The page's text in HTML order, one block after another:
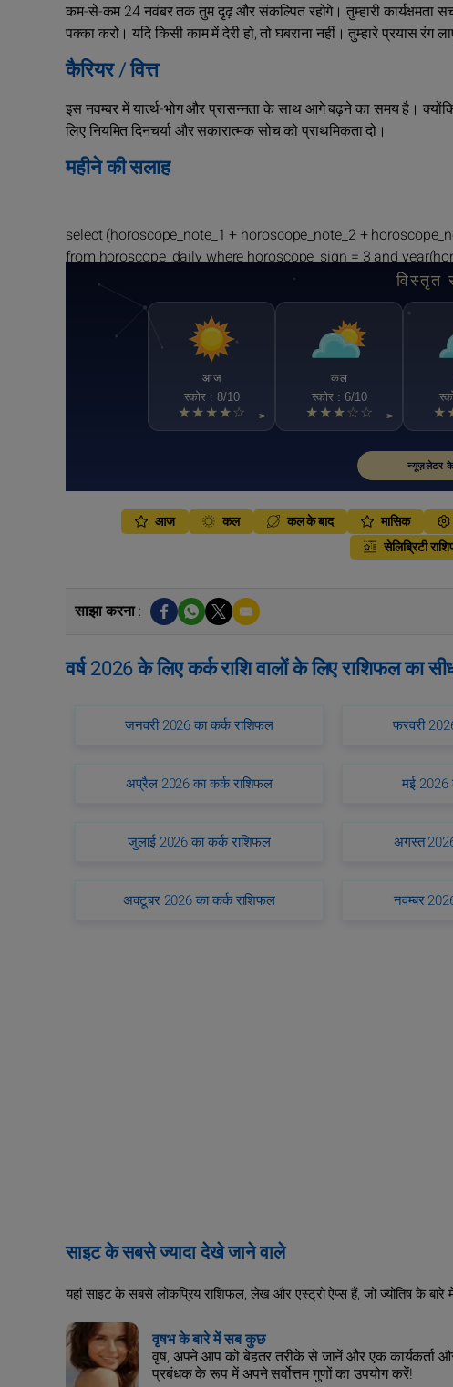
कम-से-कम 24 नवंबर तक तुम दृढ़ और संकल्पित रहोगे। तुम्हारी
पक्का करो। यदि किसी काम में देरी हो, तो घबराना नहीं। तुम्‍हारे प्रयास रंग
कैरियर / वित्त
इस नवम्बर में यार्त्थ-भोग और प्रासन्नता के साथ आगे बढ़ने का समय है।
लिए नियमित दिनचर्या और सकारात्मक सोच को प्राथमिकता दो।
महीने की सलाह
select (horoscope_note_1 + horoscope_note_2 +
from horoscope_daily where horoscope_sign = 3 and
विस्तृत
आज
स्कोर : 8/10
★★★★☆ >
कल
स्कोर : 6/10
★★★☆☆ >
न्यूज़लेटर
आज कल कल के बाद मासिक
सेलिब्रिटी
साझा करना :
वर्ष 2026 के लिए कर्क राशि वालों के लिए राशिफल का
जनवरी 2026 का कर्क राशिफल फरवरी
अप्रैल 2026 का कर्क राशिफल मई 2026
जुलाई 2026 का कर्क राशिफल अगस्त
अक्टूबर 2026 का कर्क राशिफल नवम्बर
साइट के सबसे ज्यादा देखे जाने वाले
यहां साइट के सबसे लोकप्रिय राशिफल, लेख और एस्ट्रो ऐप्स हैं, जो ज्योतिष के
वृषभ के बारे में सब कुछ
वृष, अपने आप को बेहतर तरीके से जानें और एक कार्यकर्ता
प्रबंधक के रूप में अपने सर्वोत्तम गुणों का उपयोग करें!